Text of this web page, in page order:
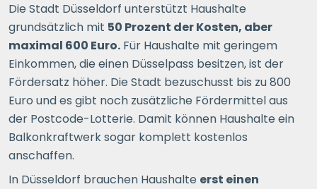
Die Stadt Düsseldorf unterstützt Haushalte
grundsätzlich mit 50 Prozent der Kosten, aber
maximal 600 Euro. Für Haushalte mit geringem
Einkommen, die einen Düsselpass besitzen, ist der
Fördersatz höher. Die Stadt bezuschusst bis zu 800
Euro und es gibt noch zusätzliche Fördermittel aus
der Postcode-Lotterie. Damit können Haushalte ein
Balkonkraftwerk sogar komplett kostenlos
anschaffen.
In Düsseldorf brauchen Haushalte erst einen